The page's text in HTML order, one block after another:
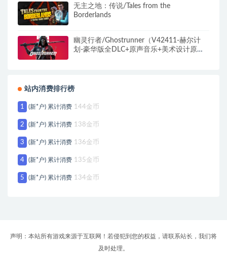
无主之地：传说/Tales from the
Borderlands
幽灵行者/Ghostrunner（V42411-赫尔计
划-豪华版全DLC+原声音乐+美术设计原
站内消费排行榜
1 (新*户) 累计消费 144金币
2 (新*户) 累计消费 138金币
3 (新*户) 累计消费 136金币
4 (新*户) 累计消费 135金币
5 (新*户) 累计消费 134金币
声明：本站所有游戏来源于互联网！若侵犯到您的权益，请联系站长，我们将
及时处理。